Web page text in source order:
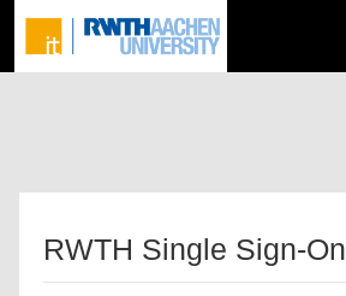
RWTH Single Sign-On